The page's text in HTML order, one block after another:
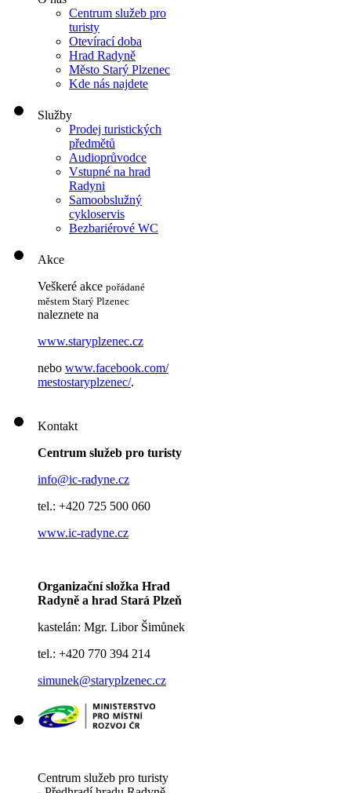
Centrum služeb pro
turisty
Otevírací doba
Hrad Radyně
Město Starý Plzenec
Kde nás najdete
Služby
Prodej turistických
předmětů
Audioprůvodce
Vstupné na hrad
Radyni
Samoobslužný
cykloservis
Bezbariérové WC
Akce
Veškeré akce pořádané
městem Starý Plzenec
naleznete na
www.staryplzenec.cz
nebo www.facebook.com/
mestostaryplzenec/.
Kontakt
Centrum služeb pro turisty
info@ic-radyne.cz
tel.: +420 725 500 060
www.ic-radyne.cz
Organizační složka Hrad
Radyně a hrad Stará Plzeň
kastelán: Mgr. Libor Šimůnek
tel.: +420 770 394 214
simunek@staryplzenec.cz
Centrum služeb pro turisty